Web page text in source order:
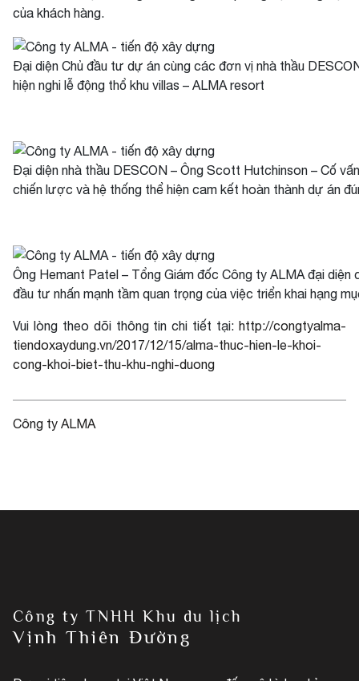
của khách hàng.
Đại diện Chủ đầu tư dự án cùng các đơn vị nhà thầu
hiện nghi lễ động thổ khu villas – ALMA resort
Đại diện nhà thầu DESCON – Ông Scott Hutchinson – Cố
chiến lược và hệ thống thể hiện cam kết hoàn thành dự án
Ông Hemant Patel – Tổng Giám đốc Công ty ALMA đại diện
đầu tư nhấn mạnh tầm quan trọng của việc triển khai hạng
Vui lòng theo dõi thông tin chi tiết tại: http://congtyalma-
tiendoxaydung.vn/2017/12/15/alma-thuc-hien-le-khoi-
cong-khoi-biet-thu-khu-nghi-duong
Công ty ALMA
Công ty TNHH Khu du lịch
Vịnh Thiên Đường